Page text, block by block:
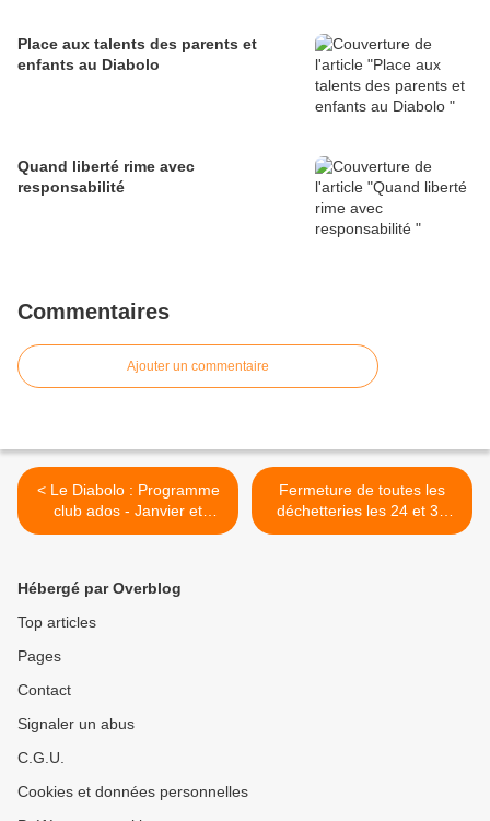
Place aux talents des parents et
enfants au Diabolo
Quand liberté rime avec
responsabilité
Commentaires
Ajouter un commentaire
< Le Diabolo : Programme
club ados - Janvier et
février 2023
Fermeture de toutes les
déchetteries les 24 et 31
décembre 2022 >
Hébergé par Overblog
Top articles
Pages
Contact
Signaler un abus
C.G.U.
Cookies et données personnelles